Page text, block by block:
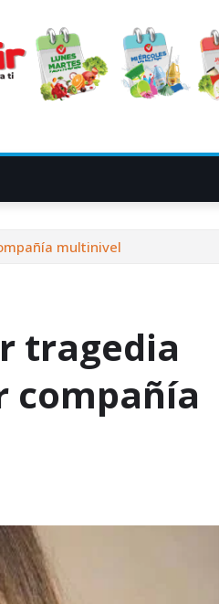
multinivel
tragedia
compañía